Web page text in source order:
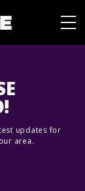
updates for
area.